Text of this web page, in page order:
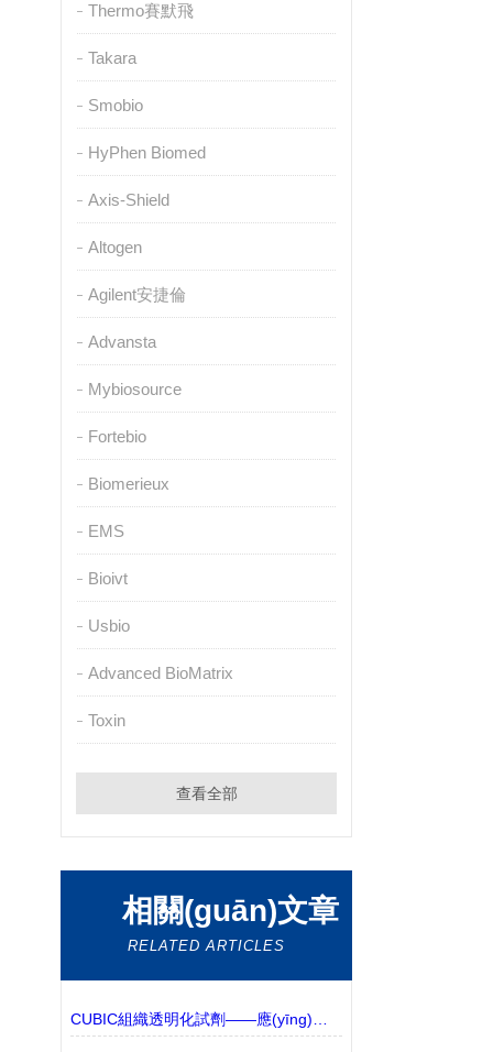
Thermo賽默飛
Takara
Smobio
HyPhen Biomed
Axis-Shield
Altogen
Agilent安捷倫
Advansta
Mybiosource
Fortebio
Biomerieux
EMS
Bioivt
Usbio
Advanced BioMatrix
Toxin
查看全部
相關(guān)文章
RELATED ARTICLES